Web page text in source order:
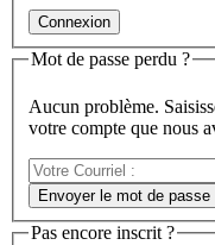
Mot de passe perdu ?
Aucun problème.
votre compte que nous
Votre
Courriel
:
Envoyer le mot de passe
Pas encore inscrit ?